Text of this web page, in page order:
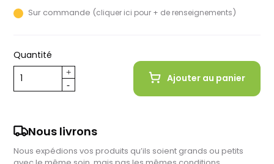
Sur commande (cliquer ici pour + de renseignements)
Quantité
Ajouter au panier
Nous livrons
Nous expédions vos produits qu’ils soient grands ou petits